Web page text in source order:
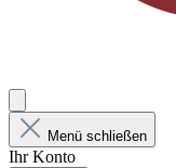
Menü schließen
Ihr Konto